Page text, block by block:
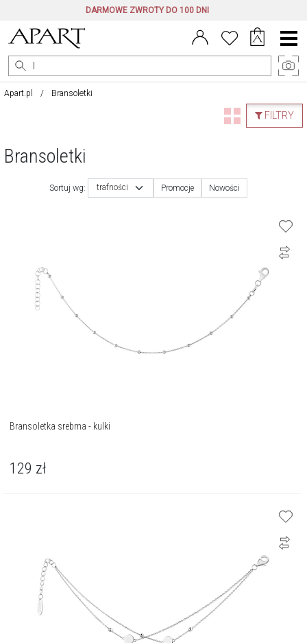
DARMOWE ZWROTY DO 100 DNI
Menu
główne
Apart.pl Bransoletki
FILTRY
Bransoletki
Sortuj wg: trafności Promocje Nowości
Bransoletka srebrna - kulki
129 zł